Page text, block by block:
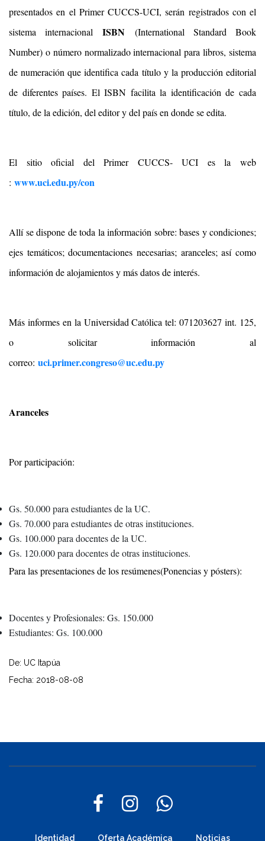
presentados en el Primer CUCCS-UCI, serán registrados con el
sistema internacionalISBN (International Standard Book
Number) o número normalizado internacional para libros, sistema
de numeración que identifica cada título y la producción editorial
de diferentes países. El ISBN facilita la identificación de cada
título, de la edición, del editor y del país en donde se edita.
El sitio oficial del Primer CUCCS- UCI es la web
: www.uci.edu.py/con
Allí se dispone de toda la información sobre: bases y condiciones;
ejes temáticos; documentaciones necesarias; aranceles; así como
información de alojamientos y más datos de interés.
Más informes en la Universidad Católica tel: 071203627 int. 125,
o solicitar información al
correo: uci.primer.congreso@uc.edu.py
Aranceles
Por participación:
Gs. 50.000 para estudiantes de la UC.
Gs. 70.000 para estudiantes de otras instituciones.
Gs. 100.000 para docentes de la UC.
Gs. 120.000 para docentes de otras instituciones.
Para las presentaciones de los resúmenes(Ponencias y pósters):
Docentes y Profesionales: Gs. 150.000
Estudiantes: Gs. 100.000
De: UC Itapúa
Fecha: 2018-08-08
Identidad Oferta Académica Noticias